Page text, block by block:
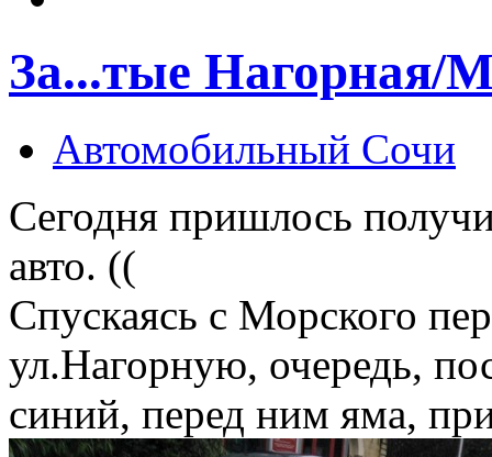
За...тые Нагорная/
Автомобильный Сочи
Сегодня пришлось
авто. ((
Спускаясь с Морского
ул.Нагорную, очередь,
синий, перед ним яма,